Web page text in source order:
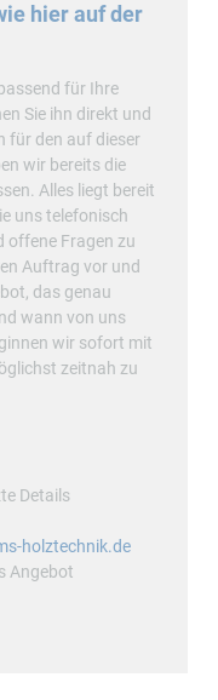
hier auf der
für Ihre
Sie ihn direkt und
für den auf dieser
wir bereits die
Alles liegt bereit
uns telefonisch
offene Fragen zu
Auftrag vor und
das genau
wann von uns
wir sofort mit
zeitnah zu
Details
holztechnik.de
Angebot